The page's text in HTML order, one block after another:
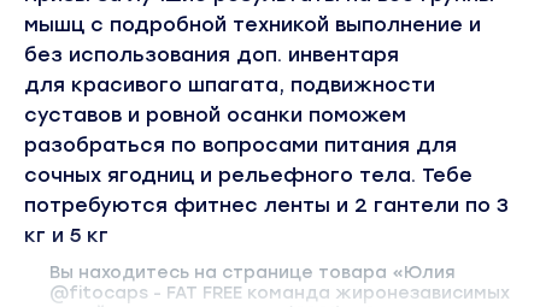
мышц с подробной техникой выполнение и
без использования доп. инвентаря
для красивого шпагата, подвижности
суставов и ровной осанки поможем
разобраться по вопросами питания для
сочных ягодниц и рельефного тела. Тебе
потребуются фитнес ленты и 2 гантели по 3
кг и 5 кг
Вы находитесь на странице товара «Юлия
@fitocaps - FAT FREE команда жиронезависимых